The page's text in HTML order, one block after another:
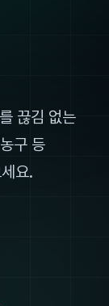
끊김 없는
구 등
요.